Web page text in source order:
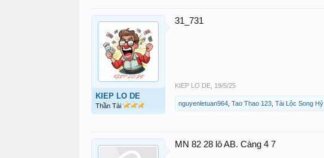
KIEP LO DE
Thần Tài
31_731
KIEP LO DE 19/5/25
nguyenletuan964 Tao Thao 123 Tài Lộc Song Hỷ
MN 82 28 lô AB. Càng 4 7